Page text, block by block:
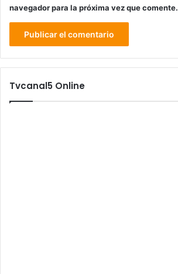
navegador para la próxima vez que comente.
Tvcanal5 Online